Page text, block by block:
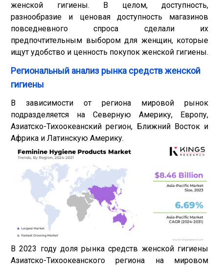
женской гигиены. В целом, доступность,
разнообразие и ценовая доступность магазинов
повседневного спроса сделали их
предпочтительным выбором для женщин, которые
ищут удобство и ценность покупок женской гигиены.
Региональный анализ рынка средств женской
гигиены
В зависимости от региона мировой рынок
подразделяется на Северную Америку, Европу,
Азиатско-Тихоокеанский регион, Ближний Восток и
Африка и Латинскую Америку.
В 2023 году доля рынка средств женской гигиены
Азиатско-Тихоокеанского региона на мировом